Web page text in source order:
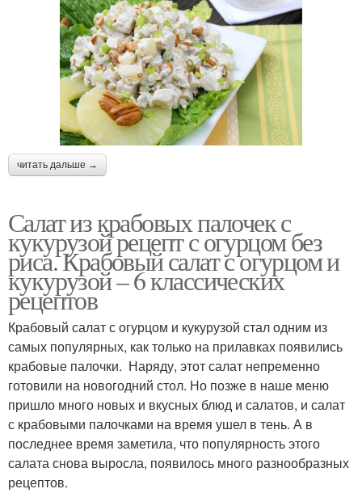
читать дальше →
Салат из крабовых палочек с
кукурузой рецепт с огурцом без
риса. Крабовый салат с огурцом и
кукурузой – 6 классических
рецептов
Крабовый салат с огурцом и кукурузой стал одним из
самых популярных, как только на прилавках появились
крабовые палочки. Наряду, этот салат непременно
готовили на новогодний стол. Но позже в наше меню
пришло много новых и вкусных блюд и салатов, и салат
с крабовыми палочками на время ушел в тень. А в
последнее время заметила, что популярность этого
салата снова выросла, появилось много разнообразных
рецептов.